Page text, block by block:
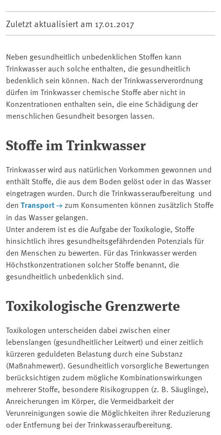
Zuletzt aktualisiert am 17.01.2017
Neben gesundheitlich unbedenklichen Stoffen kann
Trinkwasser auch solche enthalten, die gesundheitlich
bedenklich sein können. Nach der Trinkwasserverordnung
dürfen im Trinkwasser chemische Stoffe aber nicht in
Konzentrationen enthalten sein, die eine Schädigung der
menschlichen Gesundheit besorgen lassen.
Stoffe im Trinkwasser
Trinkwasser wird aus natürlichen Vorkommen gewonnen und
enthält Stoffe, die aus dem Boden gelöst oder in das Wasser
eingetragen wurden. Durch die Trinkwasseraufbereitung und
den Transport
zum Konsumenten können zusätzlich Stoffe
in das Wasser gelangen.
Unter anderem ist es die Aufgabe der Toxikologie, Stoffe
hinsichtlich ihres gesundheitsgefährdenden Potenzials für
den Menschen zu bewerten. Für das Trinkwasser werden
Höchstkonzentrationen solcher Stoffe benannt, die
gesundheitlich unbedenklich sind.
Toxikologische Grenzwerte
Toxikologen unterscheiden dabei zwischen einer
lebenslangen (gesundheitlicher Leitwert) und einer zeitlich
kürzeren geduldeten Belastung durch eine Substanz
(Maßnahmewert). Gesundheitlich vorsorgliche Bewertungen
berücksichtigen zudem mögliche Kombinationswirkungen
mehrerer Stoffe, besondere Risikogruppen (z. B. Säuglinge),
Anreicherungen im Körper, die Vermeidbarkeit der
Verunreinigungen sowie die Möglichkeiten ihrer Reduzierung
oder Entfernung bei der Trinkwasseraufbereitung.